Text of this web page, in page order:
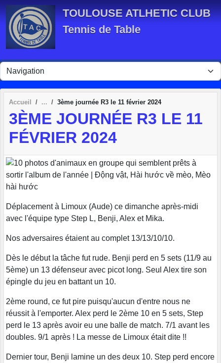
TOULOUSE ATLHETIC CLUB
Tennis de Table
Accueil 3ème journée R3 le 11 février 2024
3ÈME JOURNÉE R3 LE 11
FÉVRIER 2024
Déplacement à Limoux (Aude) ce dimanche après-midi
avec l'équipe type Step L, Benji, Alex et Mika.
Nos adversaires étaient au complet 13/13/10/10.
Dès le début la tâche fut rude. Benji perd en 5 sets (11/9 au
5ème) un 13 défenseur avec picot long. Seul Alex tire son
épingle du jeu en battant un 10.
2ème round, ce fut pire puisqu'aucun d'entre nous ne
réussit à l'emporter. Alex perd le 2ème 10 en 5 sets, Step
perd le 13 après avoir eu une balle de match. 7/1 avant les
doubles. 9/1 après ! La messe de Limoux était dite !!
Dernier tour, Benji lamine un des deux 10. Step perd encore
Panneau de gestion des cookies